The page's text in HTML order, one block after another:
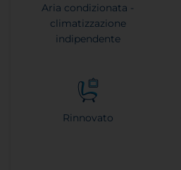
Aria condizionata -
climatizzazione
indipendente
Rinnovato